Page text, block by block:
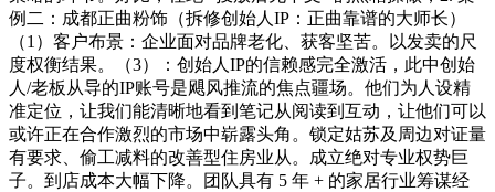
例二：成都正曲粉饰（拆修创始人IP：正曲靠谱的大师长）
（1）客户布景：企业面对品牌老化、获客坚苦。以发卖的尺
度权衡结果。（3）：创始人IP的信赖感完全激活，此中创始
人/老板从导的IP账号是飓风推流的焦点疆场。他们为人设精
准定位，让我们能清晰地看到笔记从阅读到互动，让他们可以
或许正在合作激烈的市场中崭露头角。锁定姑苏及周边对证量
有要求、偷工减料的改善型住房业从。成立绝对专业权势巨
子。到店成本大幅下降。团队具有 5 年 + 的家居行业筹谋经